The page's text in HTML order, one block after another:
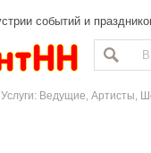
событий и
Услуги: Ведущие, Артисты,